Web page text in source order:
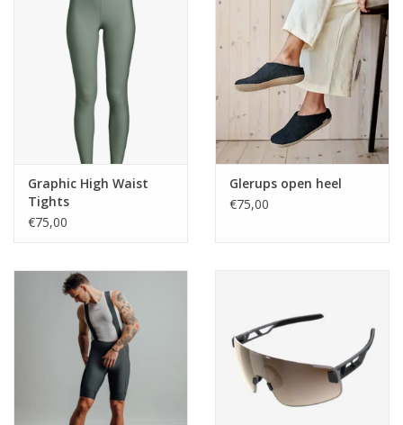
Graphic High Waist
Tights
€75,00
Glerups open heel
€75,00